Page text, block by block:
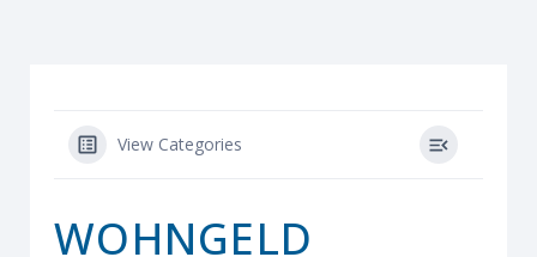
View Categories
WOHNGELD